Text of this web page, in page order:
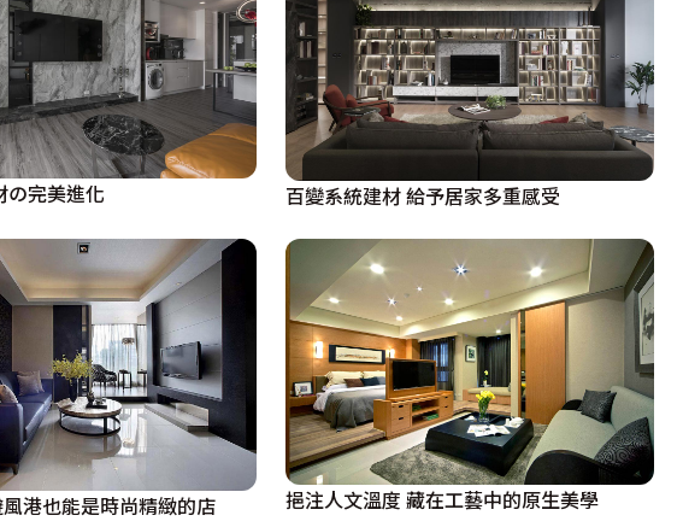
の完美進化 百變系統建材 給予居家多重感受
港也能是時尚精緻的店 挹注人文溫度 藏在工藝中的原生美學